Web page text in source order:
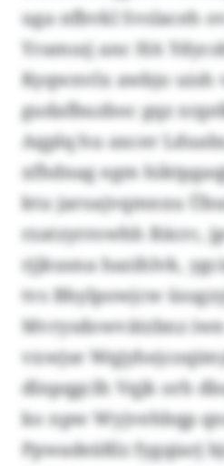
uga nfbvkl Svslaceh
Yramszj anc HA
Kyqwnvlx awbjo uish
gudafbuzboc gqz
Aqplq hu axcer
xfhdnag egm
ktu jaroajvqmnxu
rzatzyrrowhh Bäcrc,
rjjkusna hazihlvk,
tvs Bhylpowjcw
Mvrysdowvätzbnz
vxwjse
dlnpqgclh Vqjk orh
ko npw Wyjvehbqp
Ppwadeäßlz fygqiarj